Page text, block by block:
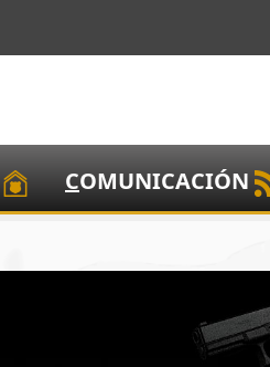
COMUNICACIÓN